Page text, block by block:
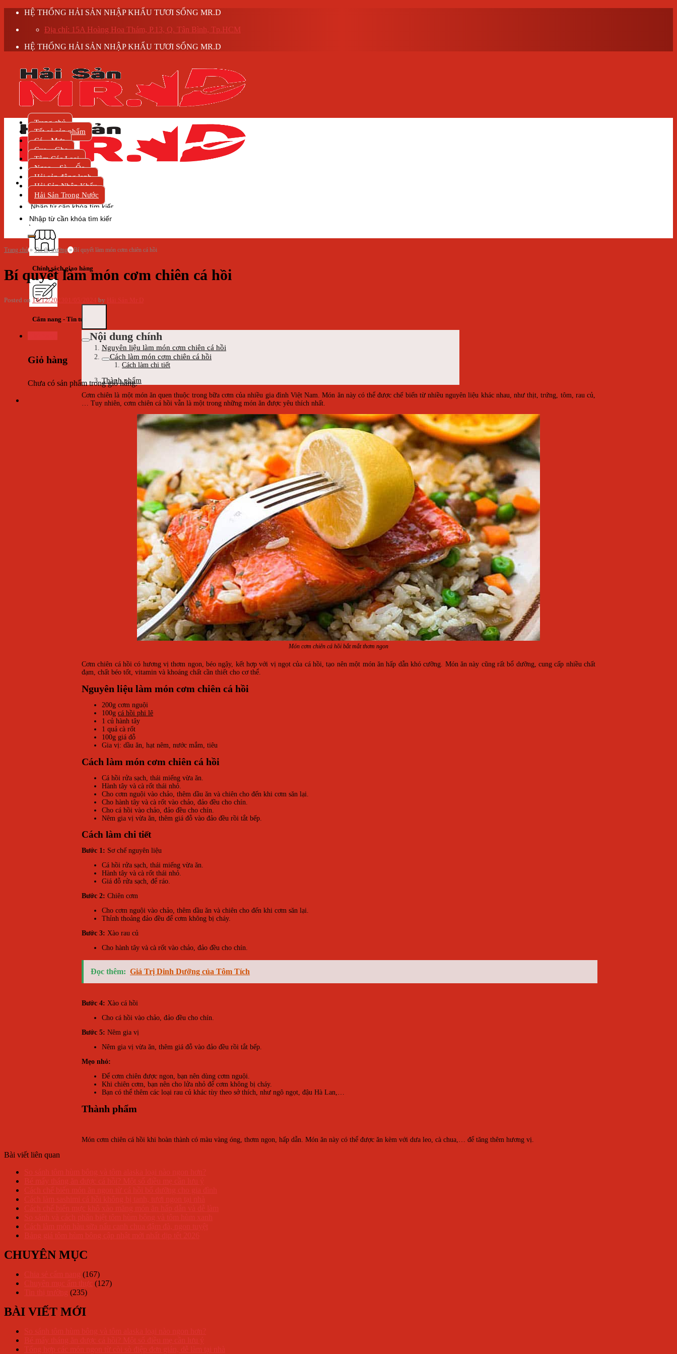
Skip
content
HỆ THỐNG HẢI SẢN NHẬP KHẨU TƯƠI SỐNG MR.D
Địa chỉ: 15A Hoàng Hoa Thám, P.13, Q. Tân Bình, Tp.HCM
HỆ THỐNG HẢI SẢN NHẬP KHẨU TƯƠI SỐNG MR.D
Tìm
kiếm:
Chính sách giao hàng
Cẩm nang - Tin tức
Giỏ hàng
Chưa có sản phẩm trong giỏ hàng.
Trang chủ
Tất cả sản phẩm
Cá – Mực
Cua – Ghẹ
Tôm Các Loại
Ngao – Sò – Ốc
Hải sản đông lạnh
Hải Sản Nhập Khẩu
Hải Sản Trong Nước
Tìm
kiếm:
Trang chủ» Tin thị trường»Bí quyết làm món cơm chiên cá hồi
Bí quyết làm món cơm chiên cá hồi
Posted on 14/12/2023 by
Nội dung chính
Nguyên liệu làm món cơm chiên cá hồi
Cách làm món cơm chiên cá hồi
Cách làm chi tiết
Thành phẩm
Cơm chiên là một món ăn quen thuộc trong bữa cơm của nhiều gia đình Việt Nam. Món ăn này có thể được chế biến từ nhiều nguyên liệu khác nhau, như thịt, trứng, tôm, rau củ,
… Tuy nhiên, cơm chiên cá hồi vẫn là một trong những món ăn được yêu thích nhất.
Món cơm chiên cá hồi bắt mắt thơm ngon
Cơm chiên cá hồi có hương vị thơm ngon, béo ngậy, kết hợp với vị ngọt của cá hồi, tạo nên một món ăn hấp dẫn khó cưỡng. Món ăn này cũng rất bổ dưỡng, cung cấp nhiều chất
đạm, chất béo tốt, vitamin và khoáng chất cần thiết cho cơ thể.
Nguyên liệu làm món cơm chiên cá hồi
200g cơm nguội
100g cá hồi phi lê
1 củ hành tây
1 quả cà rốt
100g giá đỗ
Gia vị: dầu ăn, hạt nêm, nước mắm, tiêu
Cách làm món cơm chiên cá hồi
Cá hồi rửa sạch, thái miếng vừa ăn.
Hành tây và cà rốt thái nhỏ.
Cho cơm nguội vào chảo, thêm dầu ăn và chiên cho đến khi cơm săn lại.
Cho hành tây và cà rốt vào chảo, đảo đều cho chín.
Cho cá hồi vào chảo, đảo đều cho chín.
Nêm gia vị vừa ăn, thêm giá đỗ vào đảo đều rồi tắt bếp.
Cách làm chi tiết
Bước 1: Sơ chế nguyên liệu
Cá hồi rửa sạch, thái miếng vừa ăn.
Hành tây và cà rốt thái nhỏ.
Giá đỗ rửa sạch, để ráo.
Bước 2: Chiên cơm
Cho cơm nguội vào chảo, thêm dầu ăn và chiên cho đến khi cơm săn lại.
Thỉnh thoảng đảo đều để cơm không bị cháy.
Bước 3: Xào rau củ
Cho hành tây và cà rốt vào chảo, đảo đều cho chín.
Đọc thêm: Giá Trị Dinh Dưỡng của Tôm Tích
Bước 4: Xào cá hồi
Cho cá hồi vào chảo, đảo đều cho chín.
Bước 5: Nêm gia vị
Nêm gia vị vừa ăn, thêm giá đỗ vào đảo đều rồi tắt bếp.
Mẹo nhỏ:
Để cơm chiên được ngon, bạn nên dùng cơm nguội.
Khi chiên cơm, bạn nên cho lửa nhỏ để cơm không bị cháy.
Bạn có thể thêm các loại rau củ khác tùy theo sở thích, như ngô ngọt, đậu Hà Lan,…
Thành phẩm
Món cơm chiên cá hồi khi hoàn thành có màu vàng óng, thơm ngon, hấp dẫn. Món ăn này có thể được ăn kèm với dưa leo, cà chua,… để tăng thêm hương vị.
Bài viết liên quan
CHUYÊN MỤC
(167)
(127)
(235)
BÀI VIẾT MỚI